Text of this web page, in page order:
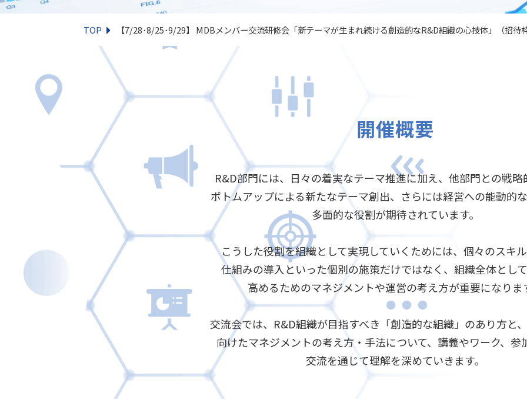
TOP 【7/28･8/25･9/29】 MDBメンバー交流研修会「新テーマが生まれ続ける創造的なR&D組織の心技体​」（招待
開催概要
R&D部門には、日々の着実なテーマ推進に加え、他部門との戦略
ボトムアップによる新たなテーマ創出、さらには経営への能動的
多面的な役割が期待されています。
こうした役割を組織として実現していくためには、個々のスキ
仕組みの導入といった個別の施策だけではなく、組織全体とし
高めるためのマネジメントや運営の考え方が重要になりま
交流会では、R&D組織が目指すべき「創造的な組織」のあり方と
向けたマネジメントの考え方・手法について、講義やワーク、参
交流を通じて理解を深めていきます。